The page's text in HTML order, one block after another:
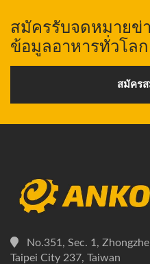
สมัครรับจดหมายข่
ข้อมูลอาหารทั่วโล
สมัคร
No.351, Sec. 1,
Taipei City 237, Taiwan